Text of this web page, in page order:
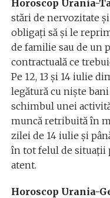
Horoscop Urania-
stări de nervozitate
obligați să și le
de familie sau de un
contractuală ce
Pe 12, 13 și 14 iulie
legătură cu niște
schimbul unei
muncă retribuită în
zilei de 14 iulie și
în tot felul de situații
atent.
Horoscop Urania-